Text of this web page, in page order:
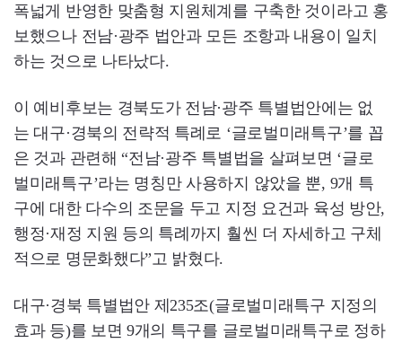
폭넓게 반영한 맞춤형 지원체계를 구축한 것이라고 홍
보했으나 전남·광주 법안과 모든 조항과 내용이 일치
하는 것으로 나타났다.
이 예비후보는 경북도가 전남·광주 특별법안에는 없
는 대구·경북의 전략적 특례로 ‘글로벌미래특구’를 꼽
은 것과 관련해 “전남·광주 특별법을 살펴보면 ‘글로
벌미래특구’라는 명칭만 사용하지 않았을 뿐, 9개 특
구에 대한 다수의 조문을 두고 지정 요건과 육성 방안,
행정·재정 지원 등의 특례까지 훨씬 더 자세하고 구체
적으로 명문화했다”고 밝혔다.
대구·경북 특별법안 제235조(글로벌미래특구 지정의
효과 등)를 보면 9개의 특구를 글로벌미래특구로 정하